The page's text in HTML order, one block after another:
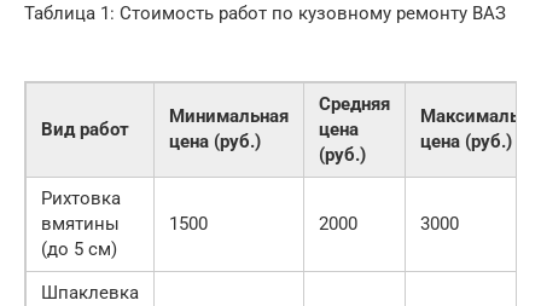
Таблица 1: Стоимость работ по кузовному ремонту ВАЗ
Вид работ
Минимальная
цена (руб.)
Средняя
цена
(руб.)
цена (руб.)
Рихтовка
вмятины
(до 5 см)
1500 2000 3000
Шпаклевка